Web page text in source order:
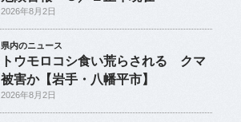
2026年8月2日
県内のニュース
トウモロコシ食い荒らされる クマ
被害か【岩手・八幡平市】
2026年8月2日